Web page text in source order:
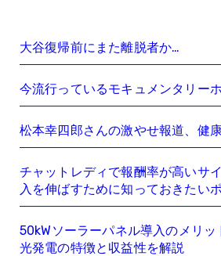
大谷復帰前にまた離脱者か…
今流行っているモキュメンタリー
松本幸四郎さんの激やせ報道、健
チャットレディで報酬率が高いサ
入を伸ばすために知っておきたい
50kWソーラーパネル導入のメリ
光発電の特徴と収益性を解説